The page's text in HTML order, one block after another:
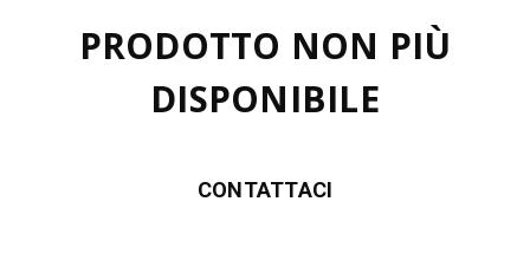
PRODOTTO NON PIÙ
DISPONIBILE
CONTATTACI